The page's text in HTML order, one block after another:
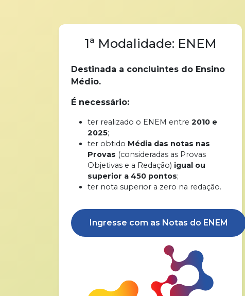
1ª Modalidade: ENEM
Destinada a concluintes do Ensino
Médio.
É necessário:
ter realizado o ENEM entre 2010 e
2025;
ter obtido Média das notas nas
Provas (consideradas as Provas
Objetivas e a Redação) igual ou
superior a 450 pontos;
ter nota superior a zero na redação.
Ingresse com as Notas do ENEM